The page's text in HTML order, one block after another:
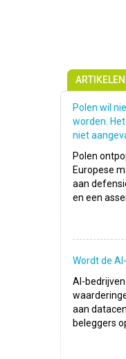
ARTIKELEN
Polen wil
worden.
niet
Polen
Europese
aan
en een
Wordt de
AI-
aan
beleggers